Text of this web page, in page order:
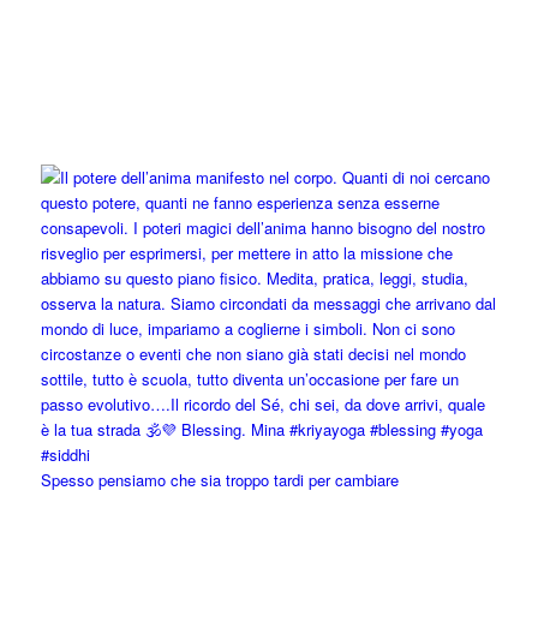
Spesso pensiamo che sia troppo tardi per cambiare